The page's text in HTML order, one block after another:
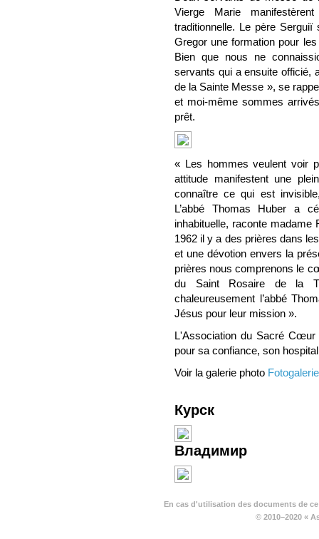
Vierge Marie
traditionnelle. Le père
Gregor une formation pour
Bien que nous ne
servants qui a ensuite officié,
de la Sainte Messe », se
et moi-même sommes
prêt.
« Les hommes veulent voir
attitude manifestent une
connaître ce qui est
L’abbé Thomas Huber a
inhabituelle, raconte
1962 il y a des prières dans
et une dévotion envers la
prières nous comprenons le
du Saint Rosaire de la
chaleureusement l’abbé
Jésus pour leur mission ».
L'Association du Sacré Cœur
pour sa confiance, son
Voir la galerie photo Fotogalerie
Курск
Владимир
En cas d'utilisation des documents de
© 2010–2020 «